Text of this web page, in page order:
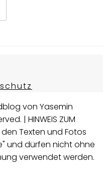
von Yasemin
| HINWEIS ZUM
den Texten und Fotos
und dürfen nicht ohne
verwendet werden.